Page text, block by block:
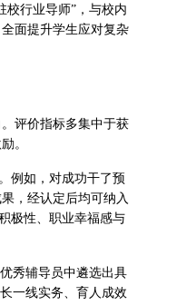
校行业导师”，与校内
面提升学生应对复杂
评价指标多集中于获
。
例如，对成功干了预
，经认定后均可纳入
极性、职业幸福感与
秀辅导员中遴选出具
一线实务、育人成效